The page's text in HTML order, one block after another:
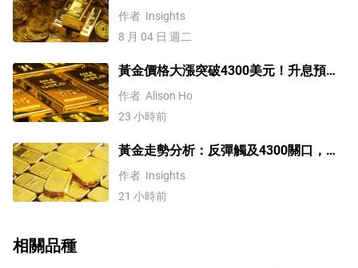
價四季度上探4500
作者 Insights
8 月 04 日 週二
黃金價格大漲突破4300美元！升息預期
降溫疊加央行購金，未來持續漲？
作者 Alison Ho
23 小時前
黃金走勢分析：反彈觸及4300關口，
「雙底」確立劍指這一目標！
作者 Insights
21 小時前
相關品種